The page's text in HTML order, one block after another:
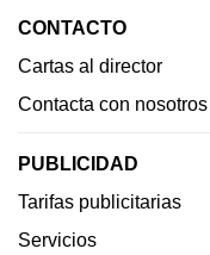
CONTACTO
Cartas al director
Contacta con nosotros
PUBLICIDAD
Tarifas publicitarias
Servicios